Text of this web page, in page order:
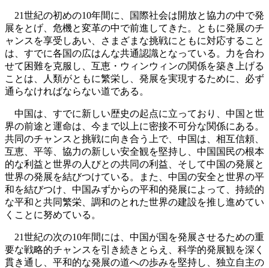
21世紀の初めの10年間に、国際社会は開放と協力の中で発
展をとげ、危機と変革の中で前進してきた。ともに発展のチ
ャンスを享受しあい、さまざまな挑戦にともに対応すること
は、すでに各国の広はんな共通認識となっている。力を合わ
せて困難を克服し、互恵・ウィンウィンの関係を築き上げる
ことは、人類がともに繁栄し、発展を実現するために、必ず
通らなければならない道である。
中国は、すでに新しい歴史の起点に立っており、中国と世
界の前途と運命は、今まで以上に密接不可分な関係にある。
共同のチャンスと挑戦に向き合う上で、中国は、相互信頼、
互恵、平等、協力の新しい安全観を堅持し、中国国民の根本
的な利益と世界の人びとの共同の利益、そして中国の発展と
世界の発展を結びつけている。また、中国の安全と世界の平
和を結びつけ、中国みずからの平和的発展によって、持続的
な平和と共同繁栄、調和のとれた世界の建設を推し進めてい
くことに努めている。
21世紀の次の10年間には、中国が国を発展させるための重
要な戦略的チャンスを引き続きとらえ、科学的発展観を深く
貫き通し、平和的な発展の道への歩みを堅持し、独立自主の